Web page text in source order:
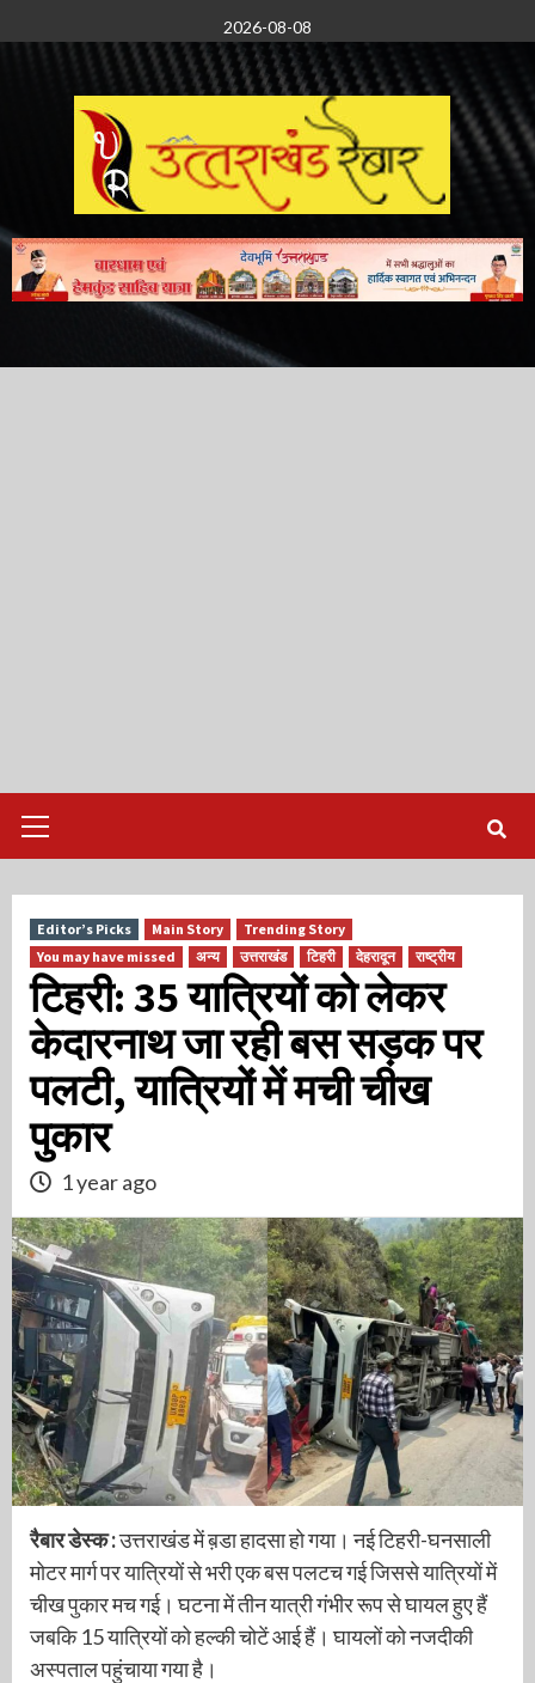
to
2026-08-08
Menu
Editor’s Picks Main Story
Trending Story
You may have missed
अन्य उत्तराखंड टिहरी देहरादून राष्ट्रीय
टिहरी: 35 यात्रियों को लेकर
केदारनाथ जा रही बस सड़क पर
पलटी, यात्रियों में मची चीख
पुकार
1 year ago
रैबार डेस्क :उत्तराखंड में ब़डा हादसा हो गया। नई टिहरी-घनसाली
मोटर मार्ग पर यात्रियों से भरी एक बस पलटच गई जिससे यात्रियों में
चीख पुकार मच गई। घटना में तीन यात्री गंभीर रूप से घायल हुए हैं
जबकि 15 यात्रियों को हल्की चोटें आई हैं। घायलों को नजदीकी
अस्पताल पहुंचाया गया है।